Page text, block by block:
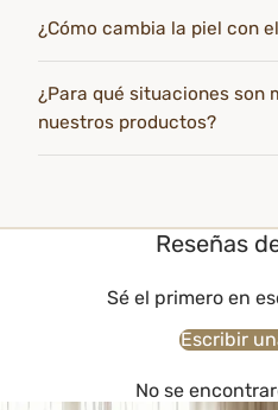
¿Cómo cambia la piel con
¿Para qué situaciones son
nuestros productos?
Reseñas
Sé el primero en
Escribir
No se